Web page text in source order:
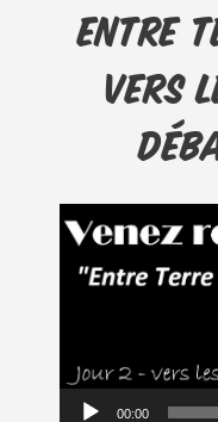
Entre
Vers
Lecteur
vidéo
00:00